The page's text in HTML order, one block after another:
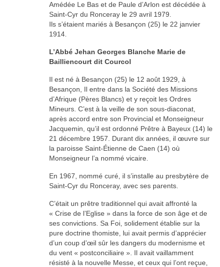
Amédée Le Bas et de Paule d’Arlon est décédée à
Saint-Cyr du Ronceray le 29 avril 1979.
Ils s’étaient mariés à Besançon (25) le 22 janvier
1914.
L’Abbé Jehan Georges Blanche Marie de
Bailliencourt dit Courcol
Il est né à Besançon (25) le 12 août 1929, à
Besançon, Il entre dans la Société des Missions
d’Afrique (Pères Blancs) et y reçoit les Ordres
Mineurs. C’est à la veille de son sous-diaconat,
après accord entre son Provincial et Monseigneur
Jacquemin, qu’il est ordonné Prêtre à Bayeux (14) le
21 décembre 1957. Durant dix années, il œuvre sur
la paroisse Saint-Étienne de Caen (14) où
Monseigneur l’a nommé vicaire.
En 1967, nommé curé, il s’installe au presbytère de
Saint-Cyr du Ronceray, avec ses parents.
C’était un prêtre traditionnel qui avait affronté la
« Crise de l’Eglise » dans la force de son âge et de
ses convictions. Sa Foi, solidement établie sur la
pure doctrine thomiste, lui avait permis d’apprécier
d’un coup d’œil sûr les dangers du modernisme et
du vent « postconciliaire ». Il avait vaillamment
résisté à la nouvelle Messe, et ceux qui l’ont reçue,